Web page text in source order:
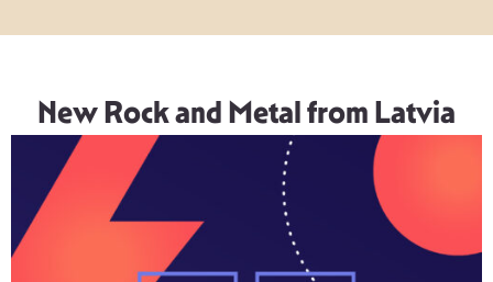
New Rock and Metal from Latvia